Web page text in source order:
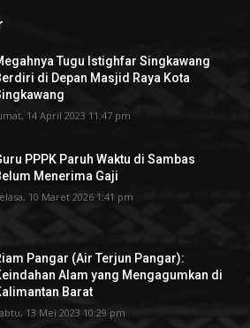
Tugu Istighfar Singkawang
di Depan Masjid Raya Kota
14 April 2023 11:47 pm
PPPK Paruh Waktu di Sambas
Menerima Gaji
10 Maret 2026 1:41 pm
Pangar (Air Terjun Pangar):
Alam yang Mengagumkan di
Barat
13 Mei 2023 10:29 pm